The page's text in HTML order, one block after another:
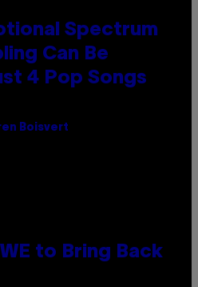
Spectrum
Can Be
4 Pop Songs
Boisvert
to Bring Back